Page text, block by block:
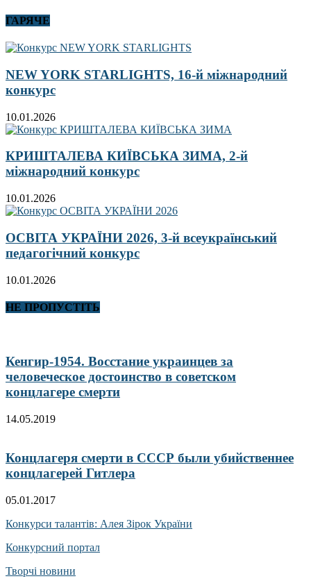
ГАРЯЧЕ
NEW YORK STARLIGHTS, 16-й міжнародний
конкурс
10.01.2026
КРИШТАЛЕВА КИЇВСЬКА ЗИМА, 2-й
міжнародний конкурс
10.01.2026
ОСВІТА УКРАЇНИ 2026, 3-й всеукраїнський
педагогічний конкурс
10.01.2026
НЕ ПРОПУСТІТЬ
Кенгир-1954. Восстание украинцев за
человеческое достоинство в советском
концлагере смерти
14.05.2019
Концлагеря смерти в СССР были убийственнее
концлагерей Гитлера
05.01.2017
Конкурси талантів: Алея Зірок України
Конкурсний портал
Творчі новини